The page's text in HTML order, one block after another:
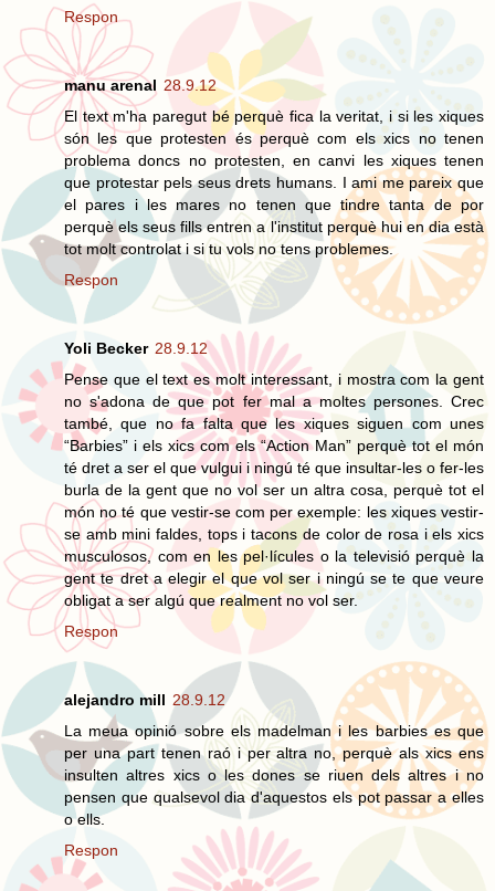
Respon
manu arenal 28.9.12
El text m'ha paregut bé perquè fica la veritat, i si les xiques
són les que protesten és perquè com els xics no tenen
problema doncs no protesten, en canvi les xiques tenen
que protestar pels seus drets humans. I ami me pareix que
el pares i les mares no tenen que tindre tanta de por
perquè els seus fills entren a l'institut perquè hui en dia està
tot molt controlat i si tu vols no tens problemes.
Respon
Yoli Becker 28.9.12
Pense que el text es molt interessant, i mostra com la gent
no s'adona de que pot fer mal a moltes persones. Crec
també, que no fa falta que les xiques siguen com unes
“Barbies” i els xics com els “Action Man” perquè tot el món
té dret a ser el que vulgui i ningú té que insultar-les o fer-les
burla de la gent que no vol ser un altra cosa, perquè tot el
món no té que vestir-se com per exemple: les xiques vestir-
se amb mini faldes, tops i tacons de color de rosa i els xics
musculosos, com en les pel·lícules o la televisió perquè la
gent te dret a elegir el que vol ser i ningú se te que veure
obligat a ser algú que realment no vol ser.
Respon
alejandro mill 28.9.12
La meua opinió sobre els madelman i les barbies es que
per una part tenen raó i per altra no, perquè als xics ens
insulten altres xics o les dones se riuen dels altres i no
pensen que qualsevol dia d'aquestos els pot passar a elles
o ells.
Respon